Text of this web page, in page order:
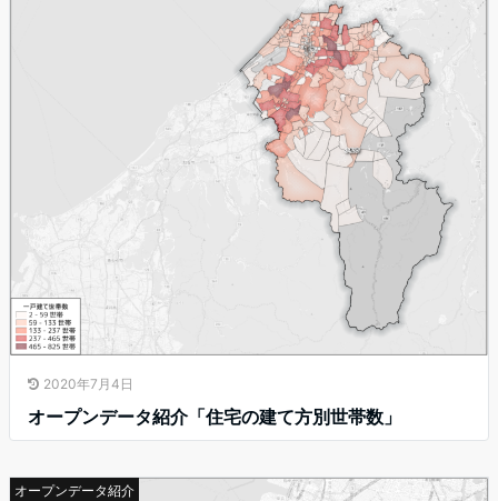
2020年7月4日
オープンデータ紹介「住宅の建て方別世帯数」
オープンデータ紹介